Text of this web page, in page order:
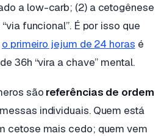
a low-carb; (2) a cetogênese
funcional”. É por isso que
o primeiro jejum de 24 horas é
36h “vira a chave” mental.
são referências de ordem
individuais. Quem está
cetose mais cedo; quem vem